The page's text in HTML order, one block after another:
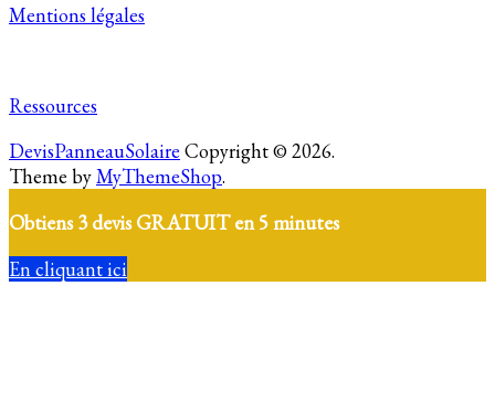
Mentions légales
Ressources
DevisPanneauSolaire Copyright © 2026.
Theme byMyThemeShop.
Obtiens 3 devis GRATUIT en 5 minutes
En cliquant ici